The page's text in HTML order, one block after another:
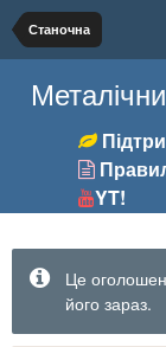
Станочна
YT!
Це
його зараз.